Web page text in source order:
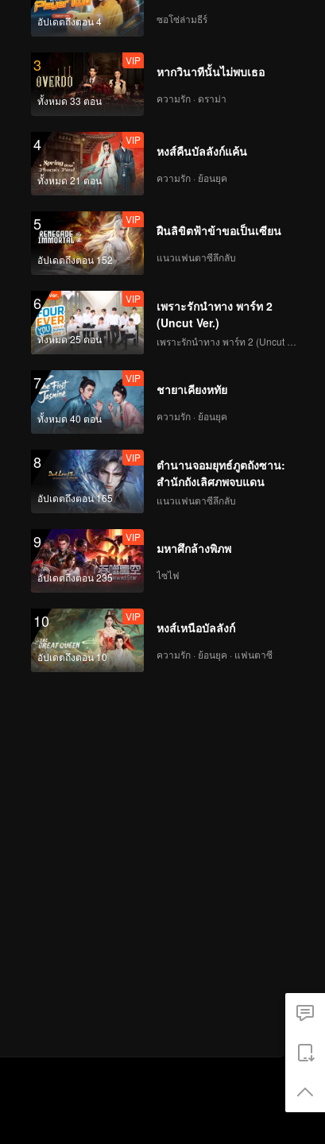
287
289
VIP
290
291
VIP
292
VIP
293
VIP
295
VIP
296
297
VIP
298
อัปเดตถึงตอน 4 ซอโซ่ล่ามธีร์
3
ทั้งหมด 33 ตอน
VIP
หากวินาทีนั้นไม่พบเธอ
ความรัก · ดราม่า
4
ทั้งหมด 21 ตอน
VIP
หงส์คืนบัลลังก์แค้น
ความรัก · ย้อนยุค
5
อัปเดตถึงตอน 152
VIP
ฝืนลิขิตฟ้าข้าขอเป็นเซียน
แนวแฟนตาซีลึกลับ
6
ทั้งหมด 25 ตอน
VIP
เพราะรักนำทาง พาร์ท 2
(Uncut Ver.)
7
ทั้งหมด 40 ตอน
VIP
ชายาเคียงหทัย
ความรัก · ย้อนยุค
8
อัปเดตถึงตอน 165
VIP
ตำนานจอมยุทธ์ภูตถังซาน:
สำนักถังเลิศภพจบแดน
แนวแฟนตาซีลึกลับ
9
อัปเดตถึงตอน 235
VIP
มหาศึกล้างพิภพ
ไซไฟ
10
อัปเดตถึงตอน 10
VIP
หงส์เหนือบัลลังก์
ความรัก · ย้อนยุค · แฟนตาซี